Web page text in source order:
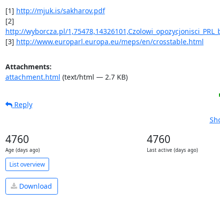
[1] http://mjuk.is/sakharov.pdf
http://wyborcza.pl/
[3] http://www.europarl.europa.eu/meps/en/crosstable.html
Attachments:
attachment.html (text/html — 2.7 KB)
Reply
4760
Age (days ago)
4760
Last active (days ago)
List overview
Download